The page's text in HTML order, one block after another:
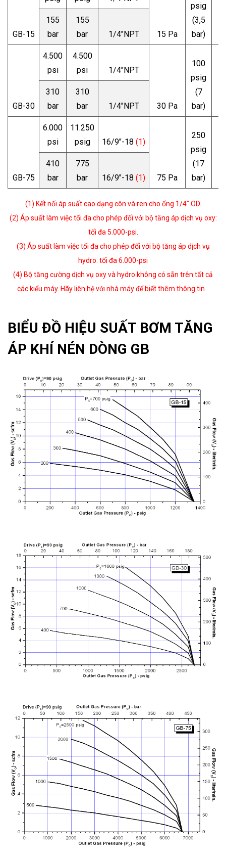
GB-15 15 Pa
psig
(3,5
bar)
155
bar
155
bar
1/4"NPT
GB-30
4.500
psi
4.500
psi
1/4"NPT
30 Pa
100
psig
(7
bar)
310
bar
310
bar
1/4"NPT
GB-75
6.000
psi
11.250
psig
16/9"-18 (1)
75 Pa
250
psig
(17
bar)
410
bar
775
bar
16/9"-18 (1)
(1) Kết nối áp suất cao dạng côn và ren cho ống 1/4" OD.
(2) Áp suất l àm việc tối đa cho phép đối với bộtăng áp dịch vụ oxy:
tối đa 5.000-psi.
(3) Áp suất l àm việc tối đa cho phép đối với bộtăng áp dịch vụ
hydro: tối đa 6.000-psi
(4) Bộtăng cường dịch vụ oxy và hydro không có sẵn trên tất cả
các kiểu máy. Hãy liên hệvới nhà máyđểbiết thêm thông tin
BIỂU ĐỒ HIỆU SUẤT BƠM TĂNG
ÁP KHÍ NÉN DÒNG GB